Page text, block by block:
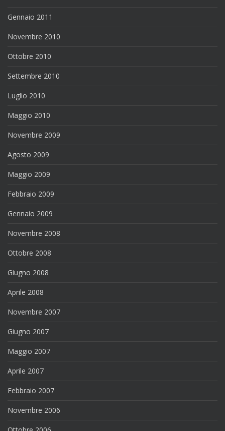
Gennaio 2011
Novembre 2010
Ottobre 2010
Settembre 2010
Luglio 2010
Maggio 2010
Novembre 2009
Agosto 2009
Maggio 2009
Febbraio 2009
Gennaio 2009
Novembre 2008
Ottobre 2008
Giugno 2008
Aprile 2008
Novembre 2007
Giugno 2007
Maggio 2007
Aprile 2007
Febbraio 2007
Novembre 2006